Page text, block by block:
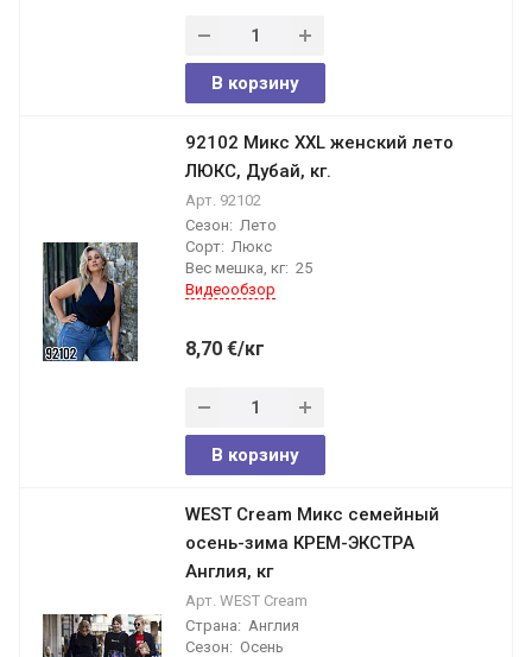
В корзину
92102 Микс XXL женский лето
ЛЮКС, Дубай, кг.
Арт. 92102
Сезон: Лето
Сорт: Люкс
Вес мешка, кг: 25
Видеообзор
8,70 €/кг
В корзину
WEST Cream Микс семейный
осень-зима КРЕМ-ЭКСТРА
Англия, кг
Арт. WEST Cream
Страна: Англия
Сезон: Осень